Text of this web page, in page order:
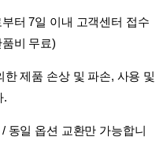
터 7일 이내 고객센터 접수
비 무료)
제품 손상 및 파손, 사용 및
.
동일 옵션 교환만 가능합니